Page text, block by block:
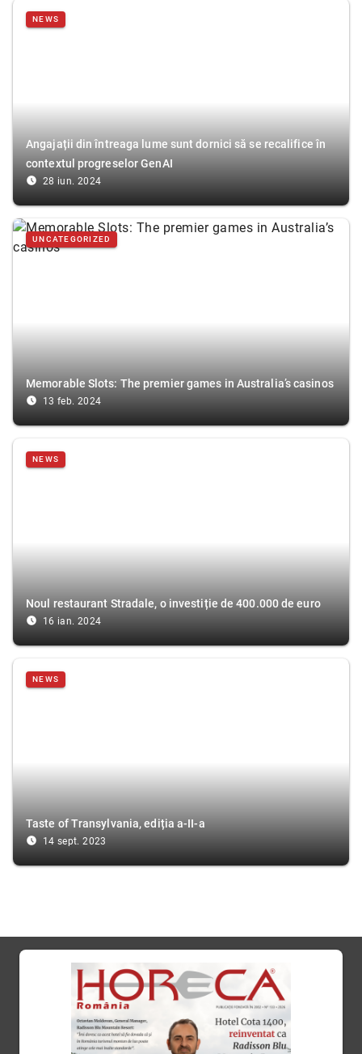
NEWS
Angajații din întreaga lume sunt dornici să se recalifice în
contextul progreselor GenAI
access_time_filled 28 iun. 2024
UNCATEGORIZED
Memorable Slots: The premier games in Australia’s casinos
access_time_filled 13 feb. 2024
NEWS
Noul restaurant Stradale, o investiție de 400.000 de euro
access_time_filled 16 ian. 2024
NEWS
Taste of Transylvania, ediția a-II-a
access_time_filled 14 sept. 2023